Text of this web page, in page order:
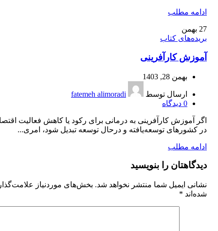
ادامه مطلب
27 بهمن
بریده‌های کتاب
آموزش کارآفرینی
بهمن 28, 1403
ارسال توسط
fatemeh alimoradi
0 دیدگاه
اگر آموزش کارآفرینی به درمانی برای رکود یا کاهش فعالیت
در کشورهای توسعه‌یافته و درحال توسعه تبدیل شود، امری...
ادامه مطلب
دیدگاهتان را بنویسید
نشانی ایمیل شما منتشر نخواهد شد. بخش‌های موردنیاز
شده‌اند *